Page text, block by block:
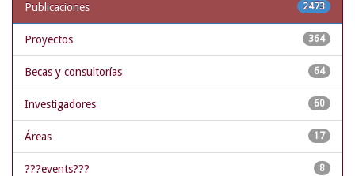
2473
Publicaciones
364
Proyectos
64
Becas y consultorías
60
Investigadores
17
Áreas
8
???events???